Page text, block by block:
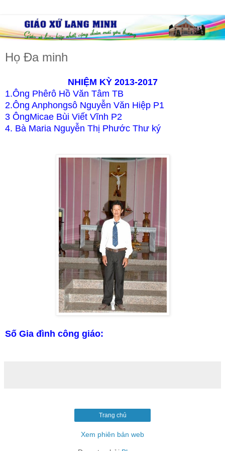
Họ Đa minh
NHIỆM KỲ 2013-2017
1.Ông Phêrô Hồ Văn Tâm TB
2.Ông Anphongsô Nguyễn Văn Hiệp P1
3 ÔngMicae Bùi Viết Vĩnh P2
4. Bà Maria Nguyễn Thị Phước Thư ký
Số Gia đình công giáo:
Trang chủ
Xem phiên bản web